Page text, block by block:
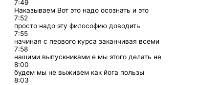
7:49
Наказываем Вот это надо осознать и это
7:52
просто надо эту философию доводить
7:55
начиная с первого курса заканчивая всеми
7:58
нашими выпускниками е мы этого делать не
8:00
будем мы не выживем как йога пользы
8:03